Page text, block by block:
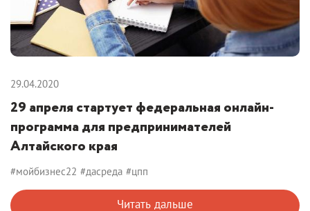
29.04.2020
29 апреля стартует федеральная онлайн-
программа для предпринимателей
Алтайского края
#мойбизнес22 #дасреда #цпп
Читать дальше